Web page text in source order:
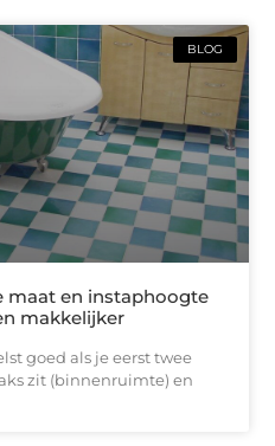
BLOG
maat en instaphoogte
makkelijker
goed als je eerst twee
zit (binnenruimte) en